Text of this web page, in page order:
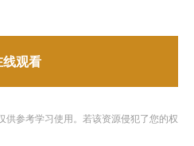
线观看
供参考学习使用。若该资源侵犯了您的权